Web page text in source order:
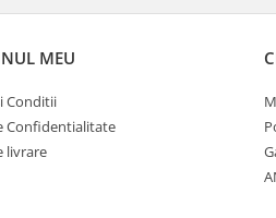
MEU
Conditii
Confidentialitate
livrare